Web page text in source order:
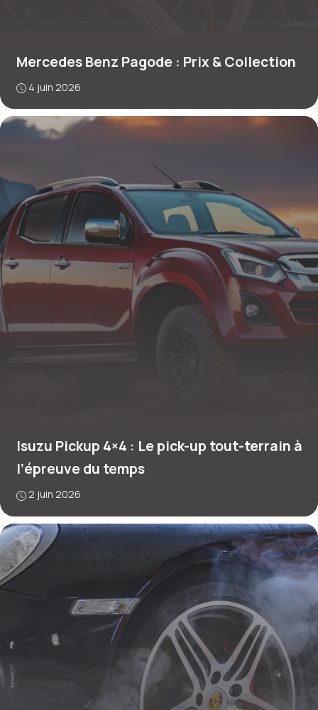
Mercedes Benz Pagode : Prix & Collection
4 juin 2026
Isuzu Pickup 4×4 : Le pick-up tout-terrain à
l’épreuve du temps
2 juin 2026